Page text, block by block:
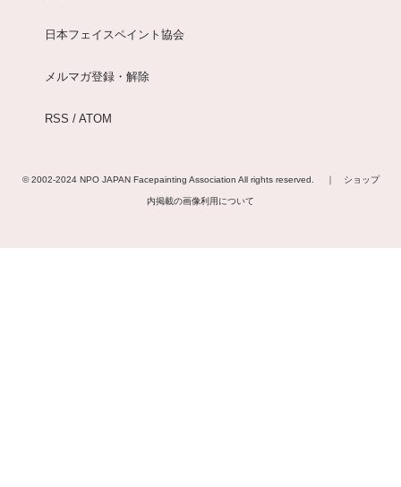
日本フェイスペイント協会
メルマガ登録・解除
RSS / ATOM
© 2002-2024 NPO JAPAN Facepainting Association All rights reserved. ｜ ショップ
内掲載の画像利用について